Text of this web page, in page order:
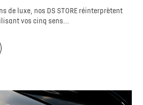
de luxe, nos DS STORE réinterprètent
vos cinq sens...